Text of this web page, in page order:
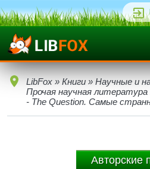
LibFox » Книги » Научные и
Прочая научная литература
- The Question. Самые
Авторские